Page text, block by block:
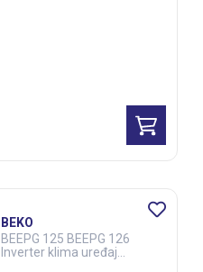
BEKO
BEEPG 125 BEEPG 126
Inverter klima uređaj